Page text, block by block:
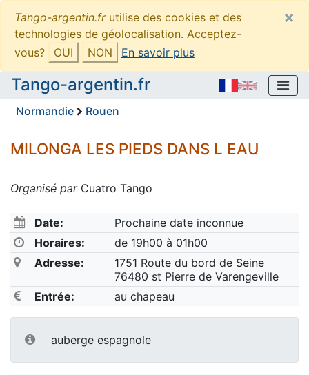
Tango-argentin.frutilise des cookies et des
technologies de géolocalisation. Acceptez-
vous?
OUI NON En savoir plus
×
Tango-argentin.fr
Normandie Rouen
MILONGA LES PIEDS DANS L EAU
Organisé parCuatro Tango
Date:
Prochaine date inconnue
Horaires:
de 19h00 à 01h00
Adresse:
1751 Route du bord de Seine
76480 st Pierre de Varengeville
Entrée:
au chapeau
auberge espagnole